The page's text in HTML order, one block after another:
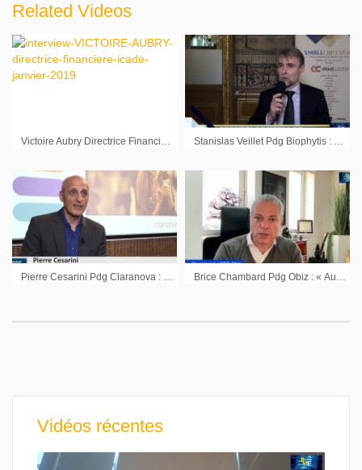
Related Videos
Victoire Aubry Directrice Financière Icade : « La décote d’Icade est une opportunité pour rentrer sur la valeur » Stanislas Veillet Pdg Biophytis : « Les fondamentaux de Biophytis sont là »
Vidéos récentes